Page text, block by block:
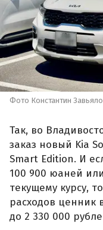
Фото Константин
Так, во
заказ новый Kia
Smart Edition. И
100 900 юаней
текущему курсу,
расходов ценник
до 2 330 000